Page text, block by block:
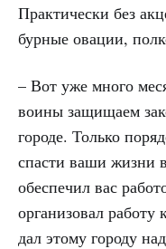
Практически без
бурные овации,
– Вот уже много
воины защищаем
городе. Только
спасти ваши жизни
обеспечил вас
организовал работу
дал этому городу